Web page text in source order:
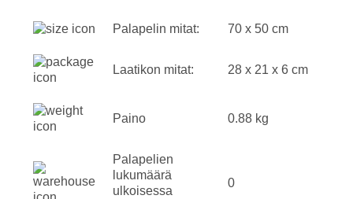
Palapelin mitat: 70 x 50 cm
Laatikon mitat: 28 x 21 x 6 cm
Paino 0.88 kg
Palapelien
lukumäärä
ulkoisessa
0